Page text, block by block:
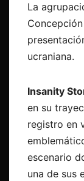
La
ucraniana.
Insanity
en su
registro en
escenario
una de sus